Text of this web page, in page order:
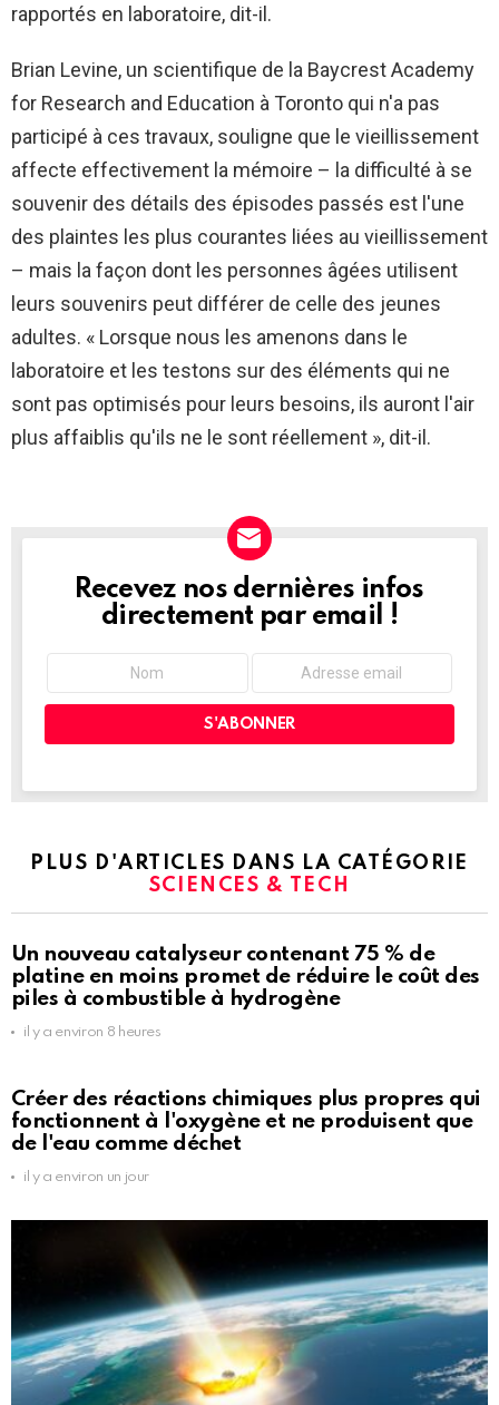
rapportés en laboratoire, dit-il.
Brian Levine, un scientifique de la Baycrest Academy
for Research and Education à Toronto qui n'a pas
participé à ces travaux, souligne que le vieillissement
affecte effectivement la mémoire – la difficulté à se
souvenir des détails des épisodes passés est l'une
des plaintes les plus courantes liées au vieillissement
– mais la façon dont les personnes âgées utilisent
leurs souvenirs peut différer de celle des jeunes
adultes. « Lorsque nous les amenons dans le
laboratoire et les testons sur des éléments qui ne
sont pas optimisés pour leurs besoins, ils auront l'air
plus affaiblis qu'ils ne le sont réellement », dit-il.
NEWSLETTER
Recevez nos dernières infos
directement par email !
PLUS D'ARTICLES DANS LA CATÉGORIE
SCIENCES & TECH
Un nouveau catalyseur contenant 75 % de
platine en moins promet de réduire le coût des
piles à combustible à hydrogène
il y a environ 8 heures
Créer des réactions chimiques plus propres qui
fonctionnent à l'oxygène et ne produisent que
de l'eau comme déchet
il y a environ un jour